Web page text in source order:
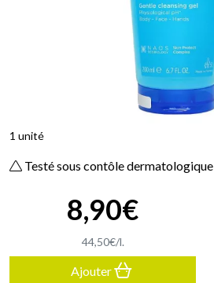
1 unité
Testé sous contôle dermatologique
8,90€
44,50€/l.
Ajouter